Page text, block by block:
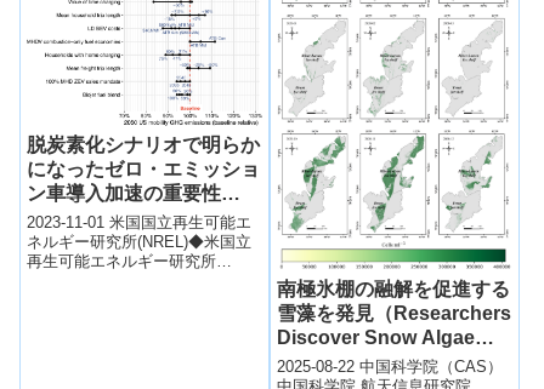
脱炭素化シナリオで明らか
になったゼロ・エミッショ
ン車導入加速の重要性
(News Release: Deep
Decarbonization
Scenarios Reveal
2023-11-01 米国国立再生可能エ
ネルギー研究所(NREL)◆米国立
再生可能エネルギー研究所
南極氷棚の融解を促進する
雪藻を発見（Researchers
Discover Snow Algae
Accelerate Antarctic Ice
2025-08-22 中国科学院（CAS）